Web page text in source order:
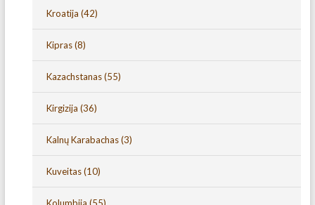
Kroatija (42)
Kipras(8)
Kazachstanas(55)
Kirgizija (36)
Kalnų Karabachas(3)
Kuveitas(10)
Kolumbija (55)